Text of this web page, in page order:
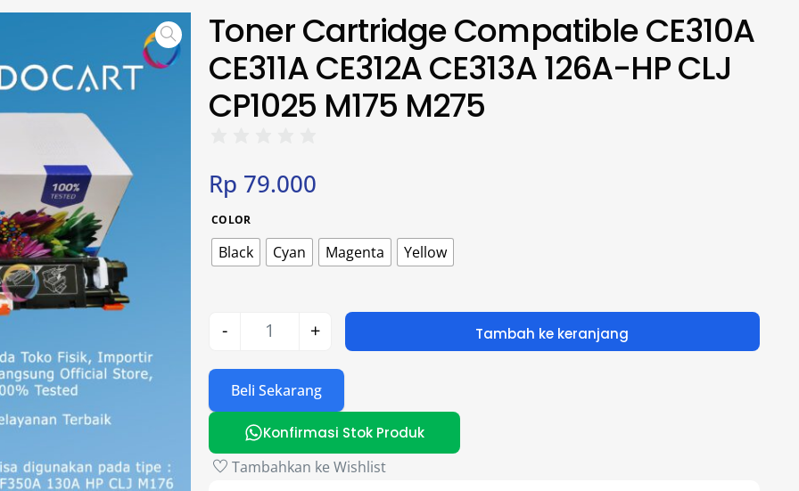
Toner Cartridge Compatible CE310A
CE311A CE312A CE313A 126A-HP CLJ
CP1025 M175 M275
Rp 79.000
COLOR
Black Cyan Magenta Yellow
- + Tambah ke keranjang
Beli Sekarang
Konfirmasi Stok Produk
Tambahkan ke Wishlist